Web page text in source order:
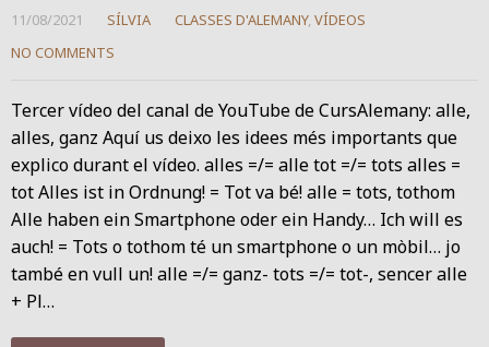
11/08/2021 SÍLVIA CLASSES D'ALEMANY, VÍDEOS
NO COMMENTS
Tercer vídeo del canal de YouTube de CursAlemany: alle,
alles, ganz Aquí us deixo les idees més importants que
explico durant el vídeo. alles =/= alle tot =/= tots alles =
tot Alles ist in Ordnung! = Tot va bé! alle = tots, tothom
Alle haben ein Smartphone oder ein Handy… Ich will es
auch! = Tots o tothom té un smartphone o un mòbil… jo
també en vull un! alle =/= ganz- tots =/= tot-, sencer alle
+ Pl…